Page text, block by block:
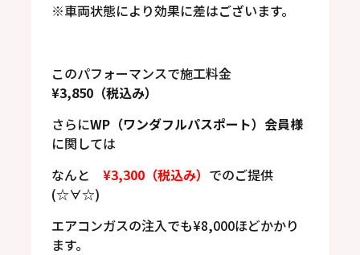
※車両状態により効果に差はございます。
このパフォーマンスで施工料金
¥3,850（税込み）
さらにWP（ワンダフルパスポート）会員様
に関しては
なんと ¥3,300（税込み） でのご提供
(☆∀☆)
エアコンガスの注入でも¥8,000ほどかかり
ます。